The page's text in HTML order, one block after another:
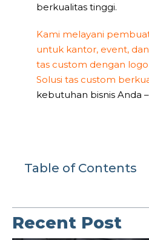
berkualitas tinggi.
Kami melayani
untuk kantor, event,
tas custom dengan logo
Solusi tas custom
kebutuhan bisnis Anda
Table of Contents
Recent Post